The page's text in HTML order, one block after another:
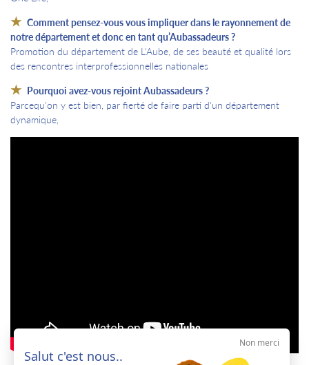
Comment pensez-vous vous impliquer dans le rayonnement de
notre département et donc en tant qu’Aubassadeurs ?
Promotion du département de L'Aube, de ses beauté et qualité lors
des rencontres interprofessionnelles nationales
Pourquoi avez-vous rejoint Aubassadeurs ?
Parcequ'on y est bien, par fierté de faire parti d'un département
dynamique,
Non merci
Salut c'est nous..